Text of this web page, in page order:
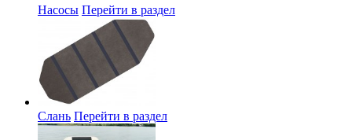
Насосы Перейти в раздел
Слань Перейти в раздел